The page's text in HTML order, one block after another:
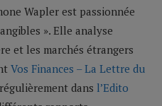
Wapler est passionnée
». Elle analyse
et les marchés étrangers
Vos Finances – La Lettre du
dans l’Edito